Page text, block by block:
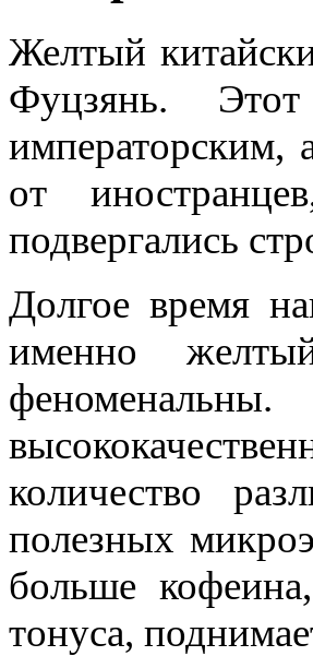
Желтый
Фуцзянь.
императорским,
от
подвергались
Долгое время
именно
количество
полезных
больше
тонуса,